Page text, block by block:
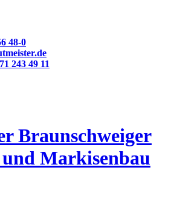
48-0
243 49 11
Braunschweiger
Markisenbau